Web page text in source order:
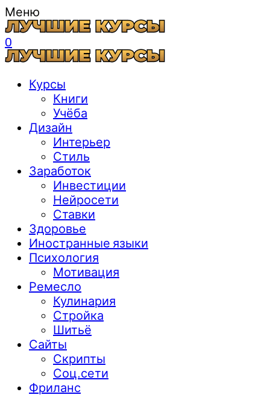
Меню
0
Курсы
Книги
Учёба
Дизайн
Интерьер
Стиль
Заработок
Инвестиции
Нейросети
Ставки
Здоровье
Иностранные языки
Психология
Мотивация
Ремесло
Кулинария
Стройка
Шитьё
Сайты
Скрипты
Соц.сети
Фриланс